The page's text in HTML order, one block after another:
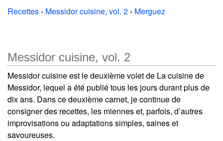
Recettes › Messidor cuisine, vol. 2 › Merguez
Messidor cuisine, vol. 2
Messidor cuisine est le deuxième volet de La cuisine de
Messidor, lequel a été publié tous les jours durant plus de
dix ans. Dans ce deuxième carnet, je continue de
consigner des recettes, les miennes et, parfois, d’autres
improvisations ou adaptations simples, saines et
savoureuses.